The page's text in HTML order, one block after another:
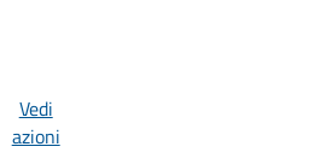
Vedi
azioni